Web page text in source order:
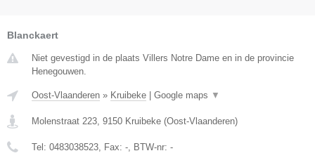
Blanckaert
Niet gevestigd in de plaats Villers Notre Dame en in de provincie
Henegouwen.
Oost-Vlaanderen » Kruibeke Google maps ▼
Molenstraat 223 9150 Kruibeke (Oost-Vlaanderen)
Tel: 0483038523 , Fax: - , BTW-nr: -